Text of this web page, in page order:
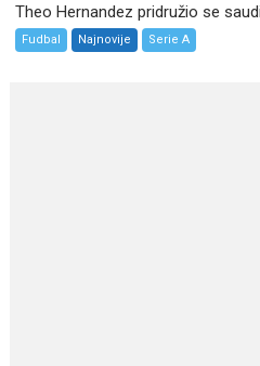
Theo Hernandez pridružio se
Fudbal Najnovije Serie A